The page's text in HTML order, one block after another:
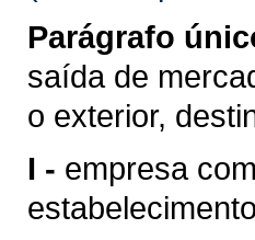
Parágrafo
saída de
o exterior,
I - empresa